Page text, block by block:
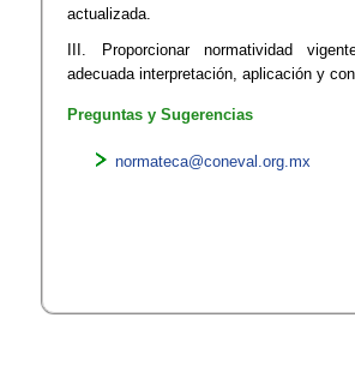
actualizada.
III. Proporcionar normatividad
adecuada interpretación, aplicación y
Preguntas y Sugerencias
normateca@coneval.org.mx